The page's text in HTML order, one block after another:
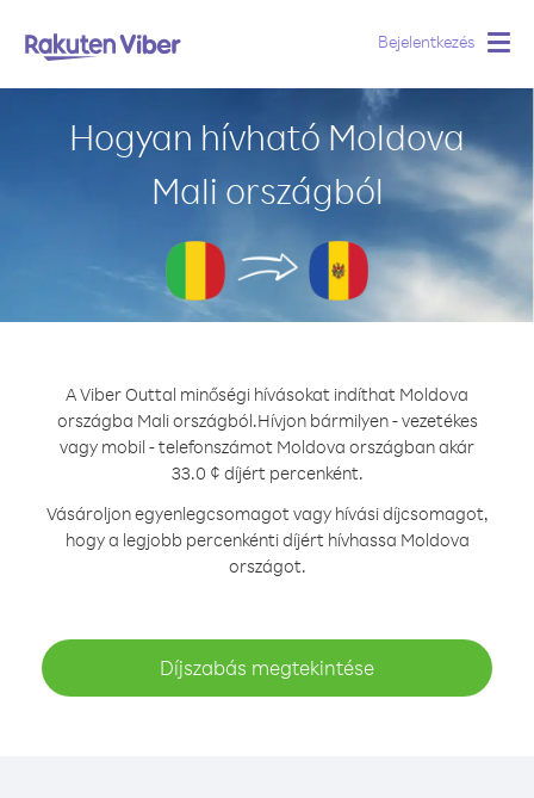
Bejelentkezés
Hogyan hívható Moldova
Mali országból
A Viber Outtal minőségi hívásokat indíthat Moldova
országba Mali országból.Hívjon bármilyen - vezetékes
vagy mobil - telefonszámot Moldova országban akár
33.0 ¢ díjért percenként.
Vásároljon egyenlegcsomagot vagy hívási díjcsomagot,
hogy a legjobb percenkénti díjért hívhassa Moldova
országot.
Díjszabás megtekintése